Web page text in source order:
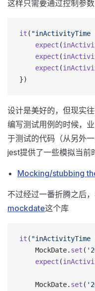
这样只需要通过控制参
it ( "inActivityTime
    expect
(
    expect
(
    expect
(
})
设计是美好的，但现实
编写测试用例的时候，
于测试的代码（从另外
jest提供了一些模拟当前
Mocking/stubbing
不过经过一番折腾之后
mockdate这个库
it ( "inActivityTime
    MockDate.
set (
    expect
(
    MockDate.
set (